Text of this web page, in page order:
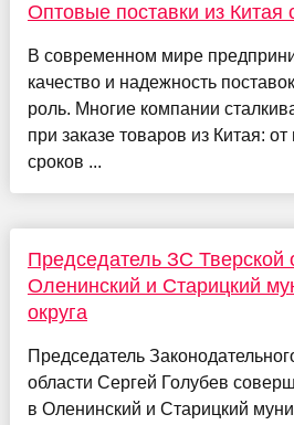
Оптовые поставки из Китая
В современном мире
качество и надежность
роль. Многие компании
при заказе товаров из Китая:
сроков ...
Председатель ЗС Тверской
Оленинский и Старицкий
округа
Председатель
области Сергей Голубев
в Оленинский и Старицкий